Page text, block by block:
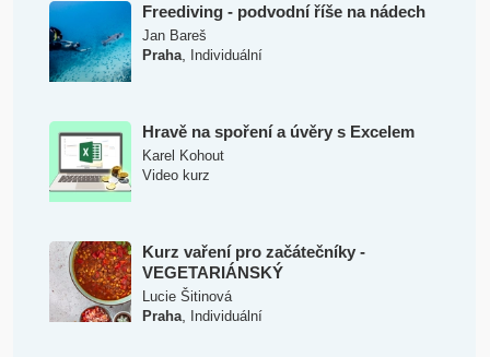
Freediving - podvodní říše na nádech
Jan Bareš
Praha, Individuální
Hravě na spoření a úvěry s Excelem
Karel Kohout
Video kurz
Kurz vaření pro začátečníky -
VEGETARIÁNSKÝ
Lucie Šitinová
Praha, Individuální